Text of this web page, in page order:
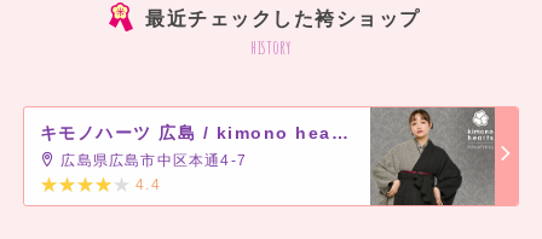
ポイントは、紐のリバーシブルカラー。
振袖とおそろいの千鳥格子柄がおしゃれです。
足元はレースソックスに黒のエナメルパンプスを合わせるとドレッシーに仕上が
最近チェックした袴ショップ
history
キモノハーツ 広島 / kimono hearts Hiroshima
広島県広島市中区本通4-7
4.4